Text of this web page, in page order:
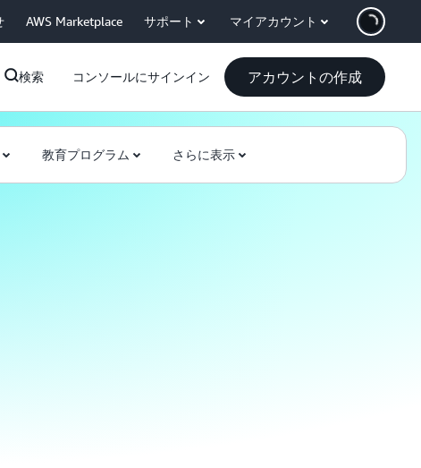
AWS Marketplace サポート マイアカウント
検索 コンソールにサインイン アカウントの作成
教育プログラム さらに表示